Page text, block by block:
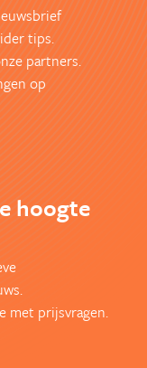
tips.
partners.
op
hoogte
met prijsvragen.